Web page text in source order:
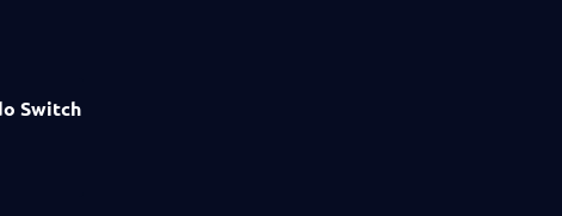
Switch